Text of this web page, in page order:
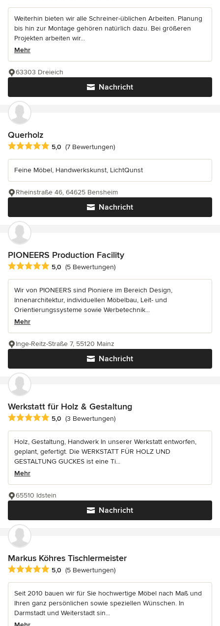
Weiterhin bieten wir alle Schreiner-üblichen Arbeiten. Planung
bis hin zur Montage gehören natürlich dazu. Bei größeren
Projekten arbeiten wir...
Mehr
Nachricht
63303 Dreieich
Querholz
Durchschnittliche Bewertung: 5 von 5 Sternen
5,0 (7 Bewertungen)
Feine Möbel, Handwerkskunst, LichtQunst
Nachricht
Rheinstraße 46, 64625 Bensheim
PIONEERS Production Facility
Durchschnittliche Bewertung: 5 von 5 Sternen
5,0 (5 Bewertungen)
Wir von PIONEERS sind Pioniere im Bereich Design,
Innenarchitektur, individuellen Möbelbau, Leit- und
Orientierungssysteme sowie Werbetechnik...
Mehr
Nachricht
Inge-Reitz-Straße 7, 55120 Mainz
Werkstatt für Holz & Gestaltung
Durchschnittliche Bewertung: 5 von 5 Sternen
5,0 (3 Bewertungen)
Holz, Gestaltung, Handwerk In unserer Werkstatt entworfen,
geplant, gefertigt. Die WERKSTATT FÜR HOLZ UND
GESTALTUNG GUCKES ist eine Ti...
Mehr
Nachricht
65510 Idstein
Markus Köhres Tischlermeister
Durchschnittliche Bewertung: 5 von 5 Sternen
5,0 (5 Bewertungen)
Seit 2010 bauen wir für Sie hochwertige Möbel nach Maß und
Ihren ganz persönlichen sowie speziellen Wünschen. In
Darmstadt und Weiterstadt sin...